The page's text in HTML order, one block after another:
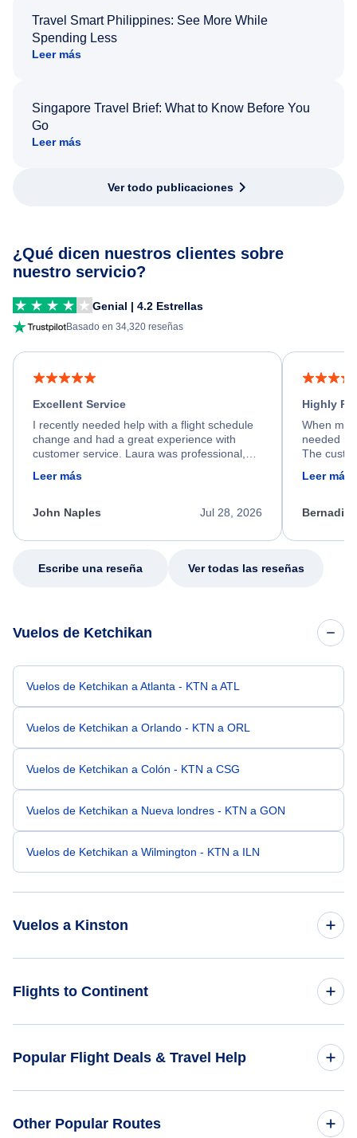
Travel Smart Philippines: See More While
Spending Less
Leer más
Singapore Travel Brief: What to Know Before You
Go
Leer más
Ver todo publicaciones
¿Qué dicen nuestros clientes sobre
nuestro servicio?
Genial | 4.2 Estrellas
Basado en 34,320 reseñas
Excellent Service
I recently needed help with a flight schedule
change and had a great experience with
customer service. Laura was professional,
friendly, and very helpful throughout the
process. She quickly found a solution and
appreciate her excellent service.
Leer más
Jul 28, 2026
John Naples
Highly
When my
needed
The
calm,
my issue.
Leer más
Escribe una reseña Ver todas las reseñas
Vuelos de Ketchikan
Vuelos de Ketchikan a Atlanta - KTN a ATL
Vuelos de Ketchikan a Orlando - KTN a ORL
Vuelos de Ketchikan a Colón - KTN a CSG
Vuelos de Ketchikan a Nueva londres - KTN a GON
Vuelos de Ketchikan a Wilmington - KTN a ILN
Vuelos a Kinston
Vuelos de Stebbins a Kinston - WBB a ISO
Flights to Continent
Flights to Caribbean
Popular Flight Deals & Travel Help
Other Popular Routes